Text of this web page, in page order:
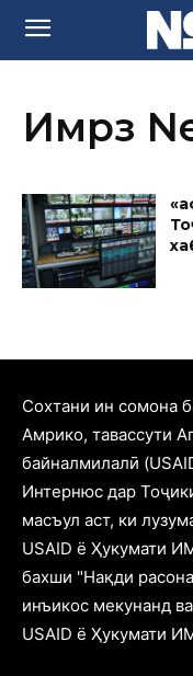
Имрӯз
Cохтани ин сомона
Амрико, тавассути
байналмилалӣ
Интернюс дар
масъул аст, ки
USAID ё Ҳукумати
бахши "Нақди
инъикос мекунанд
USAID ё Ҳукумати